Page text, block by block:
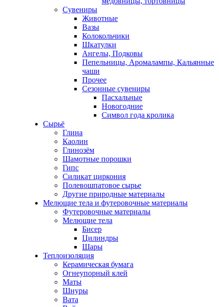
Сувениры
Животные
Вазы
Колокольчики
Шкатулки
Ангелы, Подковы
Пепельницы, Аромалампы, Кальянные
чаши
Прочее
Сезонные сувениры
Пасхальные
Новогодние
Символ года кролика
Сырьё
Глина
Каолин
Глинозём
Шамотные порошки
Гипс
Силикат циркония
Полевошпатовое сырье
Другие природные материалы
Мелющие тела и футеровочные материалы
Футеровочные материалы
Мелющие тела
Бисер
Цилиндры
Шары
Теплоизоляция
Керамическая бумага
Огнеупорный клей
Маты
Шнуры
Вата